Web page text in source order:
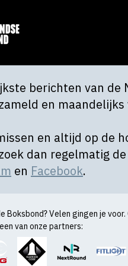
berichten van de
en
en altijd op de
dan regelmatig
en Facebook.
Boksbond? Velen gingen je
van onze partners: